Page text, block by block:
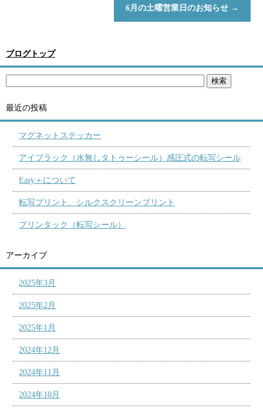
6月の土曜営業日のお知らせ →
ブログトップ
最近の投稿
マグネットステッカー
アイブラック（水無しタトゥーシール）感圧式の転写シール
Easy＋について
転写プリント、シルクスクリーンプリント
プリンタック（転写シール）
アーカイブ
2025年3月
2025年2月
2025年1月
2024年12月
2024年11月
2024年10月